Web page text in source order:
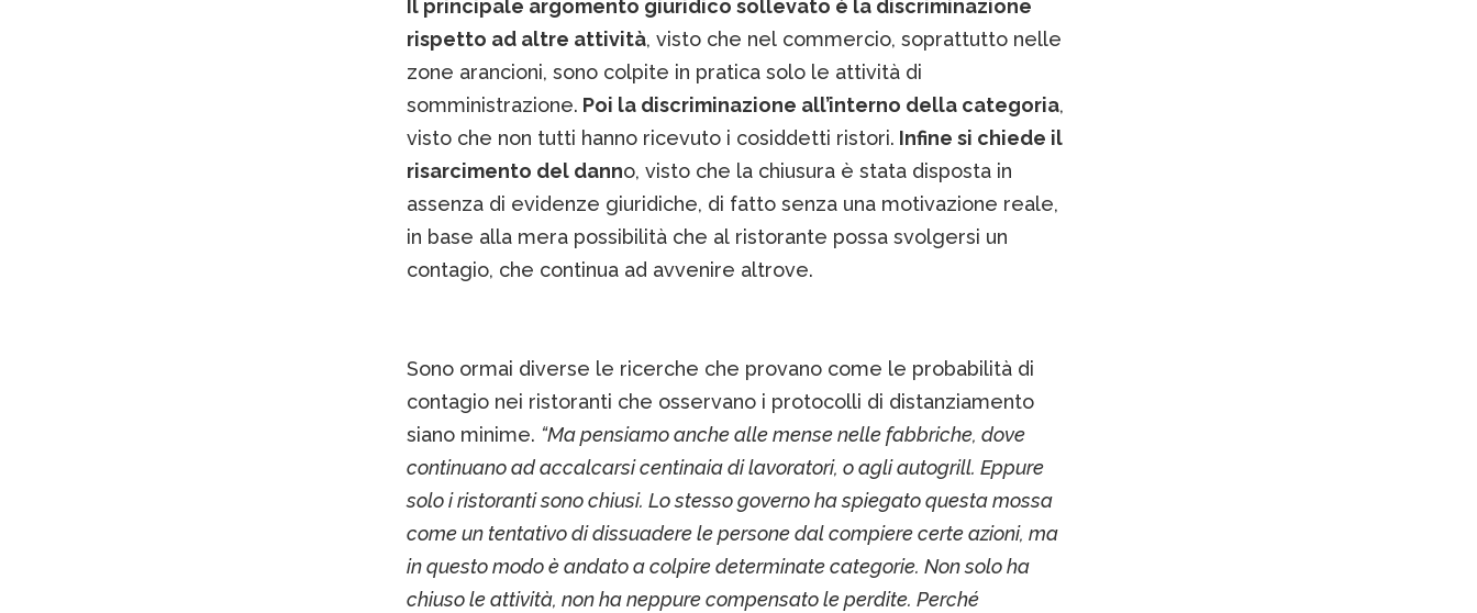
Il principale argomento giuridico sollevato è la discriminazione
rispetto ad altre attività, visto che nel commercio, soprattutto nelle
zone arancioni, sono colpite in pratica solo le attività di
somministrazione. Poi la discriminazione all’interno della categoria,
visto che non tutti hanno ricevuto i cosiddetti ristori. Infine si chiede il
risarcimento del danno, visto che la chiusura è stata disposta in
assenza di evidenze giuridiche, di fatto senza una motivazione reale,
in base alla mera possibilità che al ristorante possa svolgersi un
contagio, che continua ad avvenire altrove.
Sono ormai diverse le ricerche che provano come le probabilità di
contagio nei ristoranti che osservano i protocolli di distanziamento
siano minime. “Ma pensiamo anche alle mense nelle fabbriche, dove
continuano ad accalcarsi centinaia di lavoratori, o agli autogrill. Eppure
solo i ristoranti sono chiusi. Lo stesso governo ha spiegato questa mossa
come un tentativo di dissuadere le persone dal compiere certe azioni, ma
in questo modo è andato a colpire determinate categorie. Non solo ha
chiuso le attività, non ha neppure compensato le perdite. Perché